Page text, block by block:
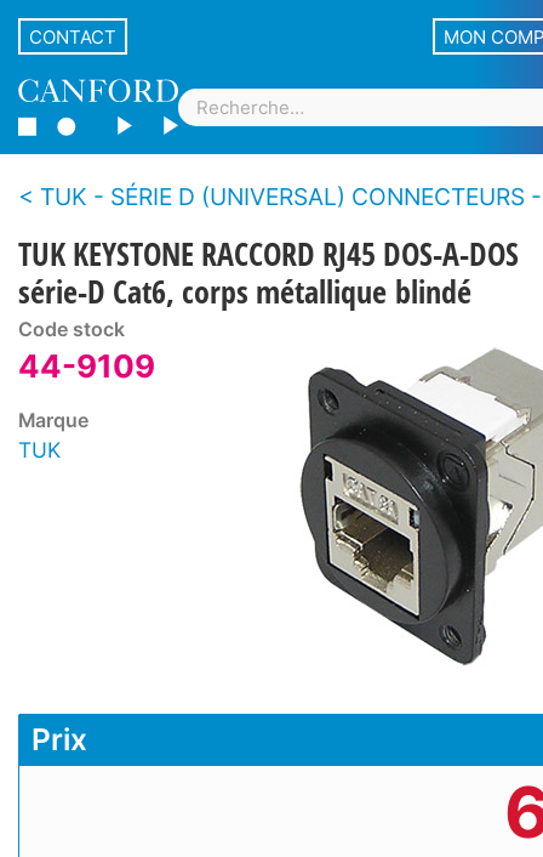
CONTACT MON
TUK - SÉRIE D (UNIVERSAL) CONNECTEURS - Keystone - Embases pour
TUK KEYSTONE RACCORD RJ45 DOS-A-DOS
série-D Cat6, corps métallique blindé
Code stock
44-9109
Marque
TUK
Prix